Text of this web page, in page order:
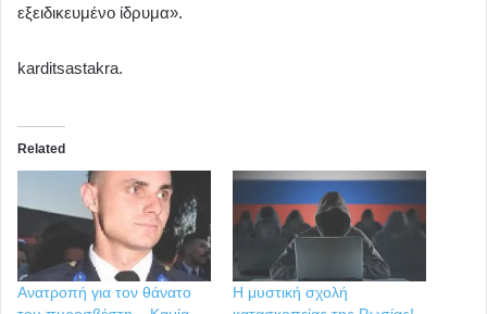
εξειδικευμένο ίδρυμα».
karditsastakra.
Related
Ανατροπή για τον θάνατο
Η μυστική σχολή